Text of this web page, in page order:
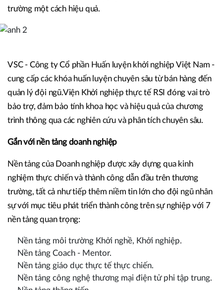
trường một cách hiệu quả.
VSC - Công ty Cổ phần Huấn luyện khởi nghiệp Việt Nam -
cung cấp các khóa huấn luyện chuyên sâu từ bán hàng đến
quản lý đội ngũ.Viện Khởi nghiệp thực tế RSI đóng vai trò
bảo trợ, đảm bảo tính khoa học và hiệu quả của chương
trình thông qua các nghiên cứu và phân tích chuyên sâu.
Gắn với nền tảng doanh nghiệp
Nền tảng của Doanh nghiệp được xây dựng qua kinh
nghiệm thực chiến và thành công dẫn đầu trên thương
trường, tất cả như tiếp thêm niềm tin lớn cho đội ngũ nhân
sự với mục tiêu phát triển thành công trên sự nghiệp với 7
nền tảng quan trọng:
Nền tảng môi trường Khởi nghề, Khởi nghiệp.
Nền tảng Coach - Mentor.
Nền tảng giáo dục thực tế thực chiến.
Nền tảng công nghệ thương mại điện tử phi tập trung.